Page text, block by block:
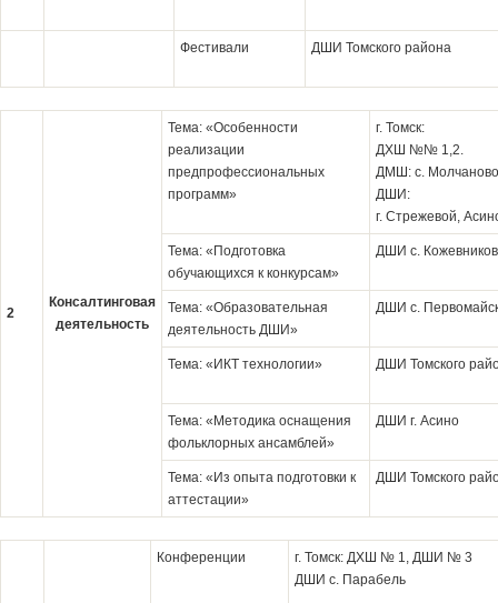
Фестивали ДШИ Томского района
2
Консалтинговая
деятельность
Тема: «Особенности
реализации
предпрофессиональных
программ»
г. Томск:
ДХШ №№ 1,2.
ДМШ: с. Молчаново
ДШИ:
г. Стрежевой,
Тема: «Подготовка
обучающихся к конкурсам»
ДШИ с.
Тема: «Образовательная
деятельность ДШИ»
ДШИ с.
Тема: «ИКТ технологии» ДШИ Томского
Тема: «Методика оснащения
фольклорных ансамблей»
ДШИ г. Асино
Тема: «Из опыта подготовки к
аттестации»
ДШИ Томского
Конференции
г. Томск: ДХШ № 1, ДШИ № 3
ДШИ с. Парабель